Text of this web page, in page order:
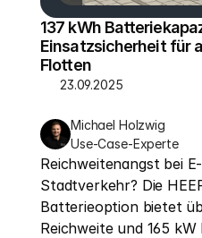
137 kWh
Einsatzsicherheit für
Flotten
23.09.2025
Michael Holzwig
Use-Case-Experte
Reichweitenangst bei
Stadtverkehr? Die
Batterieoption bietet
Reichweite und 165 kW